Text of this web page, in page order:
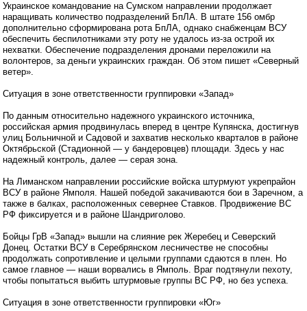
Украинское командование на Сумском направлении продолжает
наращивать количество подразделений БпЛА. В штате 156 омбр
дополнительно сформирована рота БпЛА, однако снабженцам ВСУ
обеспечить беспилотниками эту роту не удалось из-за острой их
нехватки. Обеспечение подразделения дронами переложили на
волонтеров, за деньги украинских граждан. Об этом пишет «Северный
ветер».
Ситуация в зоне ответственности группировки «Запад»
По данным относительно надежного украинского источника,
российская армия продвинулась вперед в центре Купянска, достигнув
улиц Больничной и Садовой и захватив несколько кварталов в районе
Октябрьской (Стадионной — у бандеровцев) площади. Здесь у нас
надежный контроль, далее — серая зона.
На Лиманском направлении российские войска штурмуют укрепрайон
ВСУ в районе Ямполя. Нашей победой закачиваются бои в Заречном, а
также в балках, расположенных севернее Ставков. Продвижение ВС
РФ фиксируется и в районе Шандриголово.
Бойцы ГрВ «Запад» вышли на слияние рек Жеребец и Северский
Донец. Остатки ВСУ в Серебрянском лесничестве не способны
продолжать сопротивление и целыми группами сдаются в плен. Но
самое главное — наши ворвались в Ямполь. Враг подтянули пехоту,
чтобы попытаться выбить штурмовые группы ВС РФ, но без успеха.
Ситуация в зоне ответственности группировки «Юг»